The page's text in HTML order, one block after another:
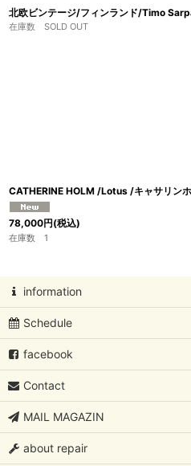
北欧ビンテージ/フィンランド/Timo
在庫数 SOLD OUT
CATHERINE HOLM /Lotus /キャサリン
78,000円(税込)
在庫数 1
information
Schedule
facebook
Contact
MAIL MAGAZIN
about repair